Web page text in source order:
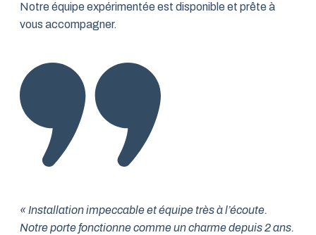
Notre équipe expérimentée est disponible et prête à
vous accompagner.
« Installation impeccable et équipe très à l’écoute.
Notre porte fonctionne comme un charme depuis 2 ans.